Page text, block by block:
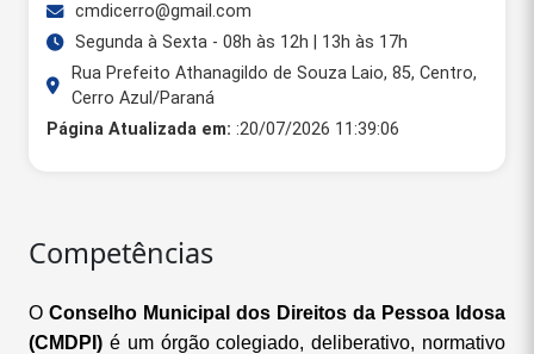
cmdicerro@gmail.com
Segunda à Sexta - 08h às 12h | 13h às 17h
Rua Prefeito Athanagildo de Souza Laio, 85, Centro,
Cerro Azul/Paraná
Página Atualizada em: :20/07/2026 11:39:06
Competências
O Conselho Municipal dos Direitos da Pessoa Idosa
(CMDPI) é um órgão colegiado, deliberativo, normativo